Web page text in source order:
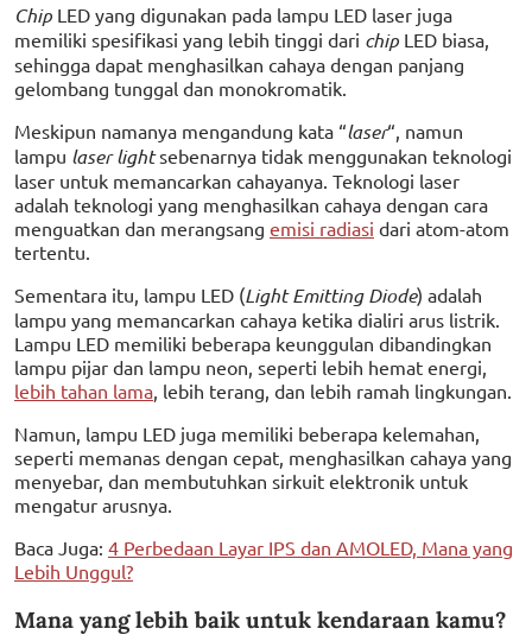
Chip LED yang digunakan pada lampu LED laser juga
memiliki spesifikasi yang lebih tinggi dari chip LED biasa,
sehingga dapat menghasilkan cahaya dengan panjang
gelombang tunggal dan monokromatik.
Meskipun namanya mengandung kata “laser“, namun
lampu laser lightsebenarnya tidak menggunakan teknologi
laser untuk memancarkan cahayanya. Teknologi laser
adalah teknologi yang menghasilkan cahaya dengan cara
menguatkan dan merangsang emisi radiasi dari atom-atom
tertentu.
Sementara itu, lampu LED (Light Emitting Diode) adalah
lampu yang memancarkan cahaya ketika dialiri arus listrik.
Lampu LED memiliki beberapa keunggulan dibandingkan
lampu pijar dan lampu neon, seperti lebih hemat energi,
lebih tahan lama , lebih terang, dan lebih ramah lingkungan.
Namun, lampu LED juga memiliki beberapa kelemahan,
seperti memanas dengan cepat, menghasilkan cahaya yang
menyebar, dan membutuhkan sirkuit elektronik untuk
mengatur arusnya.
Baca Juga: 4 Perbedaan Layar IPS dan AMOLED, Mana yang
Lebih Unggul?
Mana yang lebih baik untuk kendaraan kamu?